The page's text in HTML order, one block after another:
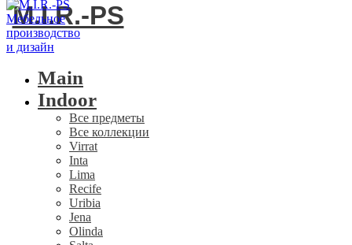
M.I.R.-PS
Main
Indoor
Все предметы
Все коллекции
Virrat
Inta
Lima
Recife
Uribia
Jena
Olinda